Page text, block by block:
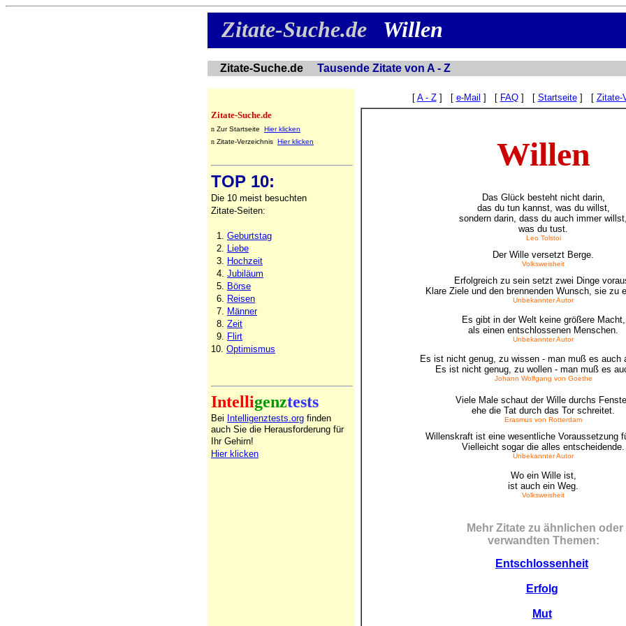
Zitate-Suche.de Willen
Zitate-Suche.de Tausende Zitate von A - Z
Zitate-Suche.de
n Zur Startseite Hier klicken
n Zitate-Verzeichnis Hier klicken
TOP 10:
Die 10 meist besuchten
Zitate-Seiten:
1. Geburtstag
2. Liebe
3. Hochzeit
4. Jubiläum
5. Börse
6. Reisen
7. Männer
8. Zeit
9. Flirt
10. Optimismus
Intelligenztests
Bei Intelligenztests.org finden
auch Sie die Herausforderung für
Ihr Gehirn!
Hier klicken
[ A - Z] [ e-Mail ] [ FAQ] [ Startseite] [ Zitate-
Willen
Das Glück besteht nicht darin,
das du tun kannst, was du willst,
sondern darin, dass du auch immer willst,
was du tust.
Leo Tolstoi
Der Wille versetzt Berge.
Volksweisheit
Erfolgreich zu sein setzt zwei Dinge
Klare Ziele und den brennenden Wunsch, sie zu
Unbekannter Autor
Es gibt in der Welt keine größere Macht,
als einen entschlossenen Menschen.
Unbekannter Autor
Es ist nicht genug, zu wissen - man muß es auch
Es ist nicht genug, zu wollen - man muß es
Johann Wolfgang von Goethe
Viele Male schaut der Wille durchs
ehe die Tat durch das Tor schreitet.
Erasmus von Rotterdam
Willenskraft ist eine wesentliche Voraussetzung
Vielleicht sogar die alles entscheidende.
Unbekannter Autor
Wo ein Wille ist,
ist auch ein Weg.
Volksweisheit
Mehr Zitate zu ähnlichen oder
verwandten Themen:
Entschlossenheit
Erfolg
Mut